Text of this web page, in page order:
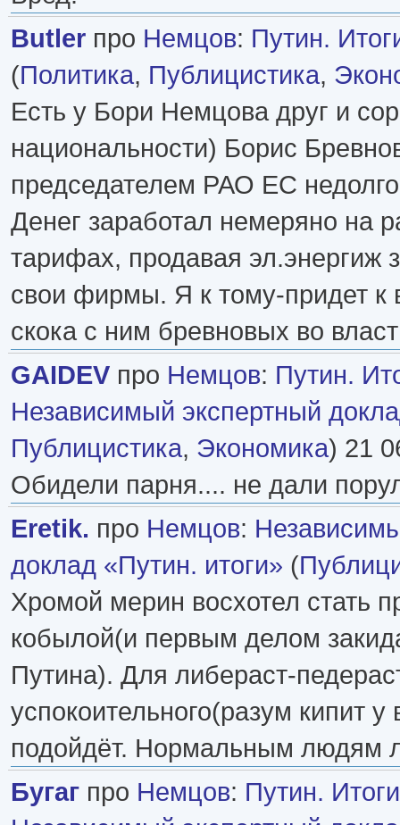
Butler про Немцов: Путин.
(Политика, Публицистика,
Есть у Бори Немцова друг и
национальности) Борис
председателем РАО ЕС
Денег заработал немеряно на
тарифах, продавая эл.энергиж
свои фирмы. Я к тому-придет к
скока с ним бревновых во
GAIDEV про Немцов: Путин.
Независимый экспертный
Публицистика, Экономика) 21
Обидели парня.... не дали
Eretik. про Немцов:
доклад «Путин. итоги» (
Хромой мерин восхотел стать
кобылой(и первым делом
Путина). Для либераст-
успокоительного(разум кипит у
подойдёт. Нормальным людям
Бугаг про Немцов: Путин.